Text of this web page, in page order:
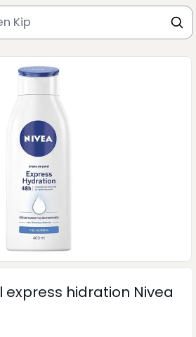
hidration Nivea